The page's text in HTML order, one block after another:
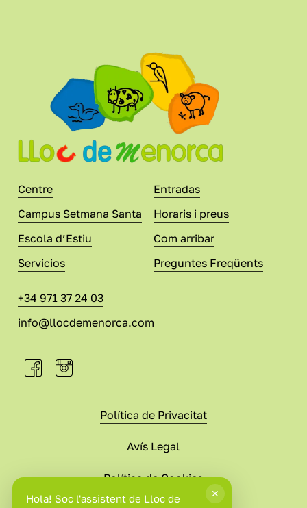
Centre
Campus Setmana Santa
Escola d’Estiu
Servicios
Entradas
Horaris i preus
Com arribar
Preguntes Freqüents
+34 971 37 24 03
info@llocdemenorca.com
Política de Privacitat
Avís Legal
Política de Cookies